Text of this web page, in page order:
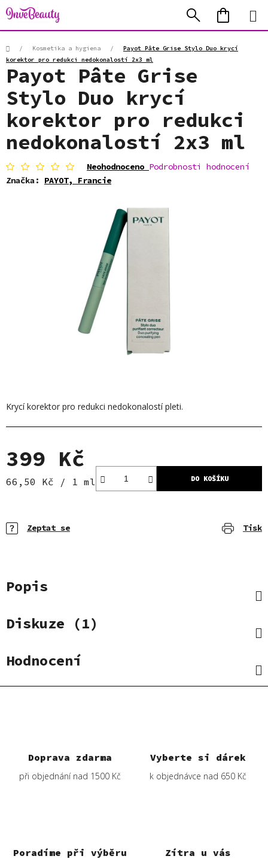
Přejít
na
obsah
Hledat
KOŠÍK
Domů/ Kosmetika a hygiena /
Payot Pâte Grise Stylo Duo krycí
korektor pro redukci nedokonalostí 2x3 ml
Krycí korektor pro redukci nedokonalostí pleti.
399 Kč
Měrná cena:
66,50 Kč / 1 ml DO KOŠÍKU
Tisk
Zeptat se
Payot Pâte Grise
Stylo Duo krycí
korektor pro redukci
nedokonalostí 2x3 ml
Průměrné
hodnocení
produktu
hvězdiček.
Neohodnoceno Podrobnosti hodnocení
Značka: PAYOT, Francie
Doprava zdarma
při objednání nad 1500 Kč
Vyberte si dárek
k objednávce nad 650 Kč
Poradíme při výběru Zítra u vás
Popis
Diskuze (1)
Hodnocení